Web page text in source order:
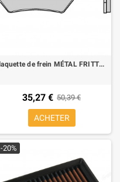
plaquette de frein MÉTAL FRITTÉ moto Brembo 07BB03LA avant
35,27 € 50,39 €
ACHETER
-20%